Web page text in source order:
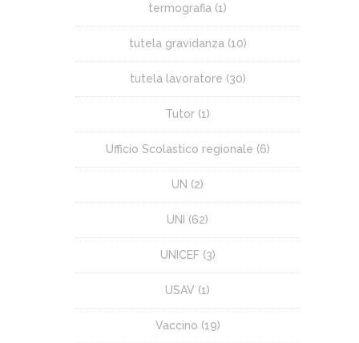
termografia (1)
tutela gravidanza (10)
tutela lavoratore (30)
Tutor (1)
Ufficio Scolastico regionale (6)
UN (2)
UNI (62)
UNICEF(3)
USAV (1)
Vaccino (19)